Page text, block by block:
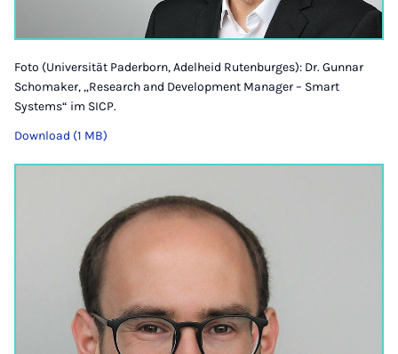
Foto (Universität Paderborn, Adelheid Rutenburges): Dr. Gunnar
Schomaker, „Research and Development Manager – Smart
Systems“ im SICP.
Download (1 MB)